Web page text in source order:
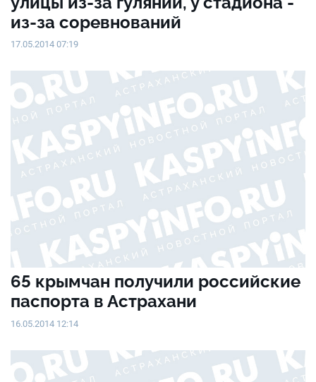
из-за соревнований
17.05.2014 07:19
65 крымчан получили российские
паспорта в Астрахани
16.05.2014 12:14